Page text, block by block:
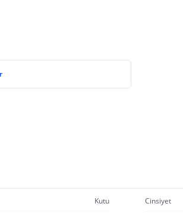
Kutu Cinsiyet